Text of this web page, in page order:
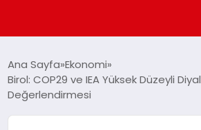
GÜNDEM
Ana Sayfa Ekonomi
Birol: COP29 ve IEA Yüksek Düzeyli
Değerlendirmesi